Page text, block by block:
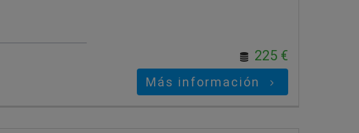
225 €
Más información